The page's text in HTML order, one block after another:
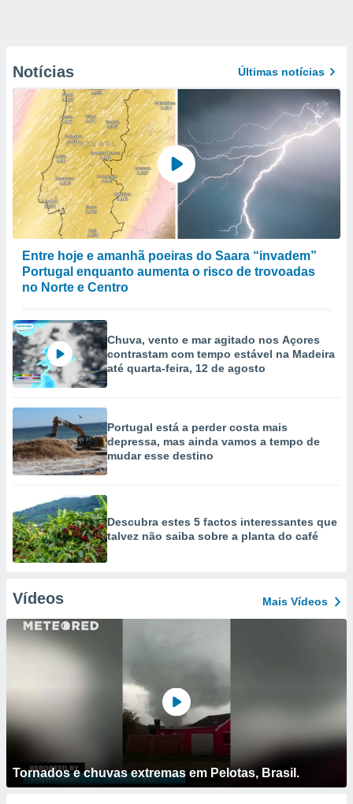
Notícias Últimas notícias
Entre hoje e amanhã poeiras do Saara “invadem”
Portugal enquanto aumenta o risco de trovoadas
no Norte e Centro
Chuva, vento e mar agitado nos Açores
contrastam com tempo estável na Madeira
até quarta-feira, 12 de agosto
Portugal está a perder costa mais
depressa, mas ainda vamos a tempo de
mudar esse destino
Descubra estes 5 factos interessantes que
talvez não saiba sobre a planta do café
Vídeos Mais Vídeos
Tornados e chuvas extremas em Pelotas, Brasil.